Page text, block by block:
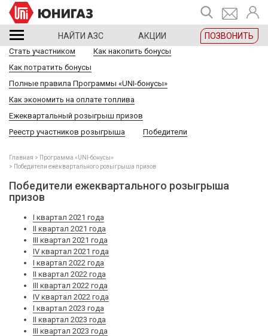
НАЙТИ АЗС АКЦИИ ПОЗВОНИТЬ
Стать участником
Как накопить бонусы
Как потратить бонусы
Полные правила Программы «UNI-бонусы»
Как экономить на оплате топлива
Ежеквартальный розыгрыш призов
Реестр участников розыгрыша
Победители
Главная
Программа «UNI-бонусы»
Победители ежеквартального розыгрыша призов
Победители ежеквартального розыгрыша
призов
I квартал 2021 года
II квартал 2021 года
III квартал 2021 года
IV квартал 2021 года
I квартал 2022 года
II квартал 2022 года
III квартал 2022 года
IV квартал 2022 года
I квартал 2023 года
II квартал 2023 года
III квартал 2023 года